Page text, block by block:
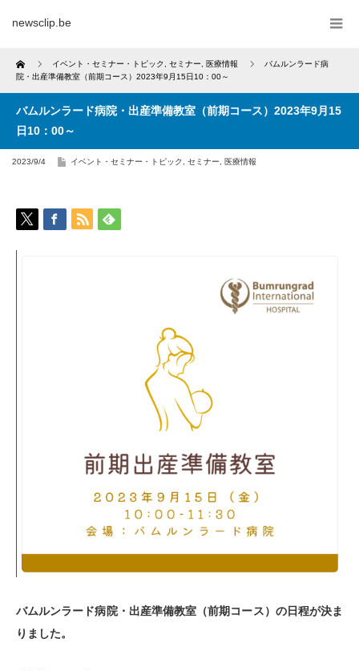
newsclip.be
Home イベント・セミナー・トピック セミナー 医療情報
バムルンラード病
院・出産準備教室（前期コース）2023年9月15日10：00～
バムルンラード病院・出産準備教室（前期コース）2023年9月15
日10：00～
2023/9/4 イベント・セミナー・トピック セミナー 医療情報
バムルンラード病院・出産準備教室（前期コース）の日程が決ま
りました。